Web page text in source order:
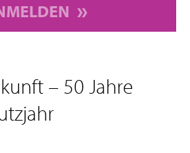
– 50 Jahre